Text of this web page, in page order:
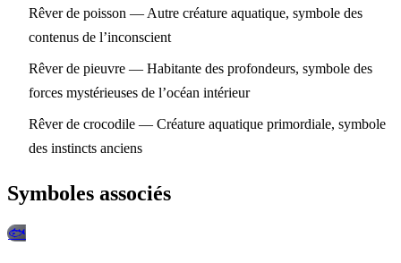
Rêver de poisson — Autre créature aquatique, symbole des
contenus de l’inconscient
Rêver de pieuvre — Habitante des profondeurs, symbole des
forces mystérieuses de l’océan intérieur
Rêver de crocodile — Créature aquatique primordiale, symbole
des instincts anciens
Symboles associés
🐟